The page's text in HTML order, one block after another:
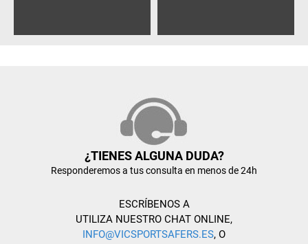
¿TIENES ALGUNA DUDA?
Responderemos a tus consulta en menos de 24h
ESCRÍBENOS A
UTILIZA NUESTRO CHAT ONLINE,
INFO@VICSPORTSAFERS.ES, O